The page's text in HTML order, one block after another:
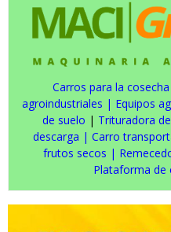
Carros para la cosecha
agroindustriales | Equipos
de suelo | Trituradora
descarga | Carro
frutos secos |
Plataforma de